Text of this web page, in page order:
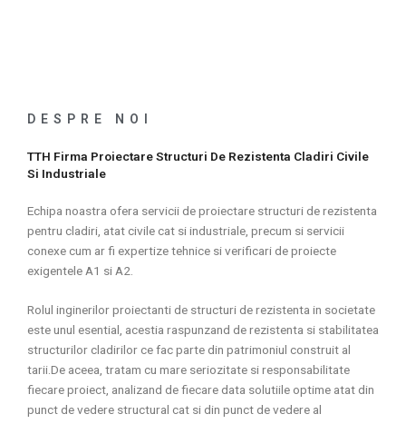
DESPRE NOI
TTH Firma Proiectare Structuri De Rezistenta Cladiri Civile
Si Industriale
Echipa noastra ofera servicii de proiectare structuri de rezistenta
pentru cladiri, atat civile cat si industriale, precum si servicii
conexe cum ar fi expertize tehnice si verificari de proiecte
exigentele A1 si A2.
Rolul inginerilor proiectanti de structuri de rezistenta in societate
este unul esential, acestia raspunzand de rezistenta si stabilitatea
structurilor cladirilor ce fac parte din patrimoniul construit al
tarii.De aceea, tratam cu mare seriozitate si responsabilitate
fiecare proiect, analizand de fiecare data solutiile optime atat din
punct de vedere structural cat si din punct de vedere al